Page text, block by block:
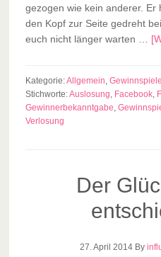
gezogen wie kein anderer. Er
den Kopf zur Seite gedreht
euch nicht länger warten …
Kategorie:Allgemein, Gewinnspiele
Stichworte:Auslosung, Facebook,
Gewinnerbekanntgabe,
Verlosung
Der
27. April 2014 By